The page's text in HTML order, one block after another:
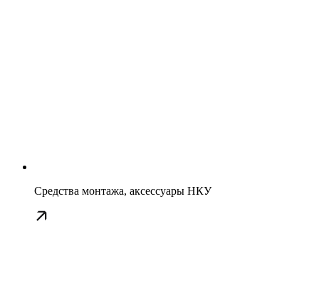
Средства монтажа, аксессуары НКУ